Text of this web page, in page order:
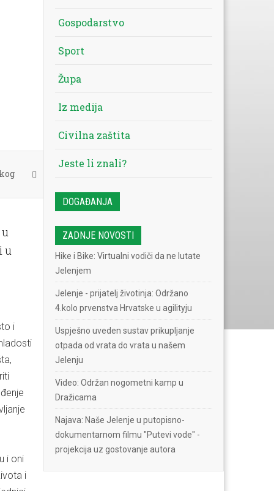
u
i
i oni
i
Gospodarstvo
Sport
Župa
Iz medija
Civilna zaštita
Jeste li znali?
DOGAĐANJA
ZADNJE NOVOSTI
Hike i Bike: Virtualni vodiči da ne lutate
Jelenjem
Jelenje - prijatelj životinja: Održano
4.kolo prvenstva Hrvatske u agilityju
Uspješno uveden sustav prikupljanje
otpada od vrata do vrata u našem
Jelenju
Video: Održan nogometni kamp u
Dražicama
Najava: Naše Jelenje u putopisno-
dokumentarnom filmu "Putevi vode" -
projekcija uz gostovanje autora